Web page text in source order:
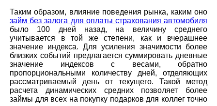
Таким образом, влияние поведения рынка, каким оно
займ без залога для оплаты страхования автомобиля
было 100 дней назад, на величину среднего
учитывается в той же степени, как и вчерашнее
значение индекса. Для усиления значимости более
близких событий предлагается суммировать дневные
значение индексов с весами, обратно
пропорциональными количеству дней, отделяющих
рассматриваемый день от текущего. Такой метод
расчета динамических средних позволяет более
займы для всех на покупку подарков для коллег точно